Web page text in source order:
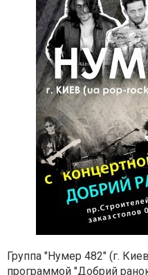
Группа "Нумер 482" (г.
программой "Добрий